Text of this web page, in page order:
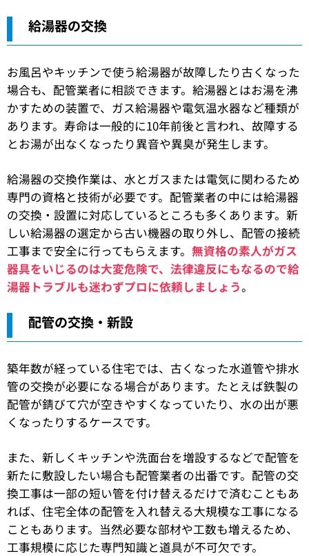
給湯器の交換
お風呂やキッチンで使う給湯器が故障したり古くなった
場合も、配管業者に相談できます。給湯器とはお湯を沸
かすための装置で、ガス給湯器や電気温水器など種類が
あります。寿命は一般的に10年前後と言われ、故障する
とお湯が出なくなったり異音や異臭が発生します。
給湯器の交換作業は、水とガスまたは電気に関わるため
専門の資格と技術が必要です。配管業者の中には給湯器
の交換・設置に対応しているところも多くあります。新
しい給湯器の選定から古い機器の取り外し、配管の接続
工事まで安全に行ってもらえます。 無資格の素人がガス
器具をいじるのは大変危険で、法律違反にもなるので給
湯器トラブルも迷わずプロに依頼しましょう。
配管の交換・新設
築年数が経っている住宅では、古くなった水道管や排水
管の交換が必要になる場合があります。たとえば鉄製の
配管が錆びて穴が空きやすくなっていたり、水の出が悪
くなったりするケースです。
また、新しくキッチンや洗面台を増設するなどで配管を
新たに敷設したい場合も配管業者の出番です。配管の交
換工事は一部の短い管を付け替えるだけで済むこともあ
れば、住宅全体の配管を入れ替える大規模な工事になる
こともあります。当然必要な部材や工数も増えるため、
工事規模に応じた専門知識と道具が不可欠です。